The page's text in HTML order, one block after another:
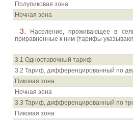
Полупиковая зона
Ночная зона
3. Население, проживающее в сельских населенных пунктах и
приравненные к ним (тарифы
3.1 Одноставочный тариф
3.2 Тариф, дифференцированный по
Пиковая зона
Ночная зона
3.3 Тариф, дифференцированный по
Пиковая зона